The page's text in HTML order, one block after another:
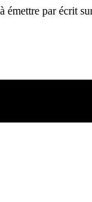
émettre par écrit